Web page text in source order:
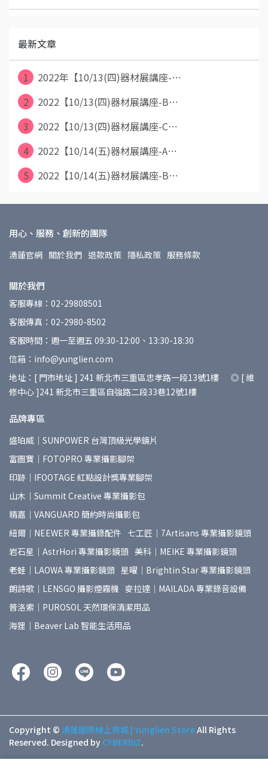
最新文章
1
2022年【10/13(四)器材展講座-⋯
2
2022【10/13(四)器材展講座-B⋯
3
2022【10/13(四)器材展講座-C⋯
4
2022【10/14(五)器材展講座-A⋯
5
2022【10/14(五)器材展講座-B⋯
用心、服務、創新的團隊
湧蓮官網 關於我們 退款政策 隱私政策 服務條款
關於我們
客服專線：02-29808501
客服傳真：02-2980-8502
客服時間：週一至週五 09:30-12:00、13:30-18:30
信箱：info@yunglien.com
地址：[ 門市地址 ] 241 新北市三重區忠孝路一段13號1樓 ◎ [ 維
修中心 ]241 新北市三重區自強路二段33巷12號1樓
品牌專區
盛珀威｜SUNPOWER 台灣頂級光學鏡片
富圖寶｜FOTOPRO 專業攝影腳架
印跡｜IFOOTAGE 紅點設計獎專業腳架
山木｜Summit Creative 專業攝影包
精嘉｜VANGUARD 簡約時尚攝影包
紐爾｜NEEWER 專業攝錄配件 七工匠｜7Artisans 專業攝影鏡頭
岩石星｜AstrHori 專業攝影鏡頭 美科｜MEIKE 專業攝影鏡頭
老蛙｜LAOWA 專業攝影鏡頭 星曜｜Brightin Star 專業攝影鏡頭
朗詩歌｜LENSGO 攝影煙霧機 麥拉達｜MAILADA 專業錄音設備
普洛索｜PUROSOL 天然環保清潔用品
海狸｜Beaver Lab 智能生活用品
Copyright © 湧蓮國際線上商城 | Yunglien StoreAll Rights
Reserved. Designed by CYBERBIZ.